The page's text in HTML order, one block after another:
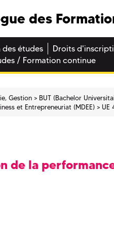
des
études Droits
/ Formation continue
Gestion BUT (Bachelor
et Entrepreneuriat (MDEE)
UE
de la